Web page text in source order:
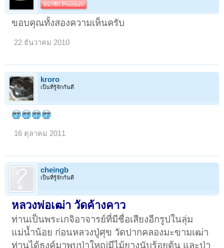
สมาชิก Premium
ขอบคุณทั้งสองความเห็นครับ
22 ธันวาคม 2010
kroro
เป็นที่รู้จักกันดี
16 ตุลาคม 2011
cheingb
เป็นที่รู้จักกันดี
หลวงพ่อเฒ่า วัดค้างคาว
ท่านเป็นพระเกจิอาจารย์ที่มีชื่อเสียงอีกรูปในลุ่ม
แม่น้ำน้อย ก่อนหลวงปู่ศุข วัดปากคลองมะขามเฒ่า
ท่านได้ธุงค์มาพบป่าใหญ่มีไม้ยางนับร้อยต้น และป่า